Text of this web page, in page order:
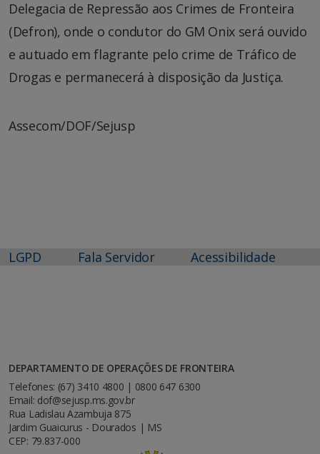
Delegacia de Repressão aos Crimes de Fronteira
(Defron), onde o condutor do GM Onix será ouvido
e autuado em flagrante pelo crime de Tráfico de
Drogas e permanecerá à disposição da Justiça.
Assecom/DOF/Sejusp
LGPD Fala Servidor Acessibilidade
DEPARTAMENTO DE OPERAÇÕES DE FRONTEIRA
Telefones: (67) 3410 4800 | 0800 647 6300
Email: dof@sejusp.ms.gov.br
Rua Ladislau Azambuja 875
Jardim Guaicurus - Dourados | MS
CEP: 79.837-000